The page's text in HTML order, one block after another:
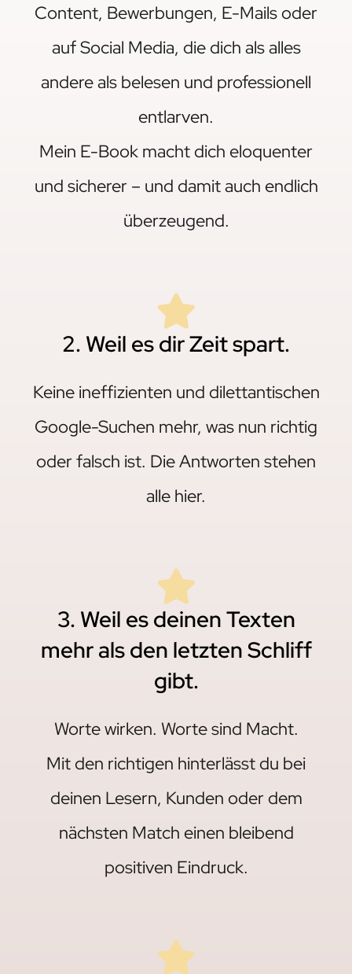
Content, Bewerbungen, E-Mails oder
auf Social Media, die dich als alles
andere als belesen und professionell
entlarven.
Mein E-Book macht dich eloquenter
und sicherer – und damit auch endlich
überzeugend.
2. Weil es dir Zeit spart.
Keine ineffizienten und dilettantischen
Google-Suchen mehr, was nun richtig
oder falsch ist. Die Antworten stehen
alle hier.
3. Weil es deinen Texten
mehr als den letzten Schliff
gibt.
Worte wirken. Worte sind Macht.
Mit den richtigen hinterlässt du bei
deinen Lesern, Kunden oder dem
nächsten Match einen bleibend
positiven Eindruck.